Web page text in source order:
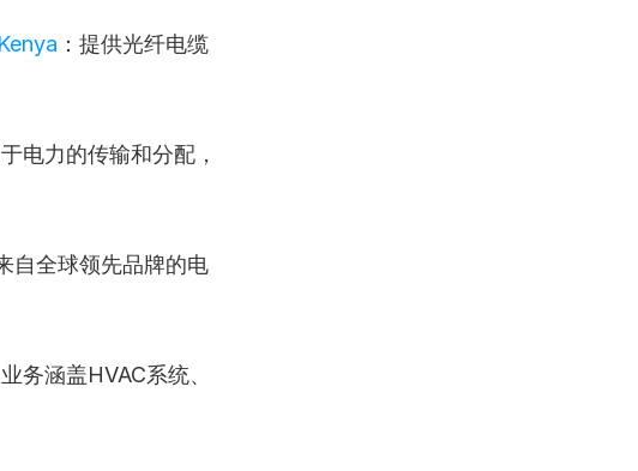
：提供光纤电缆
电力的传输和分配，
自全球领先品牌的电
务涵盖HVAC系统、